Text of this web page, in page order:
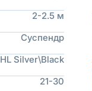
2-2.5 м
Суспендр
HL Silver\Black
21-30